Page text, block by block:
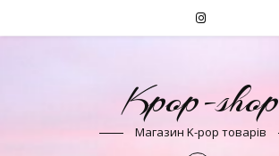
Kpop-shop
Магазин K-pop товарів